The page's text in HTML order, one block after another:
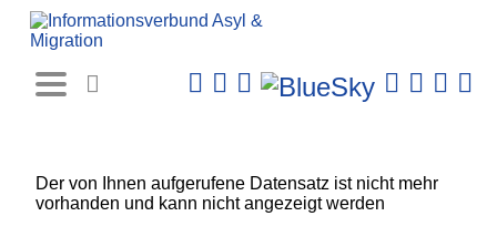
Der von Ihnen aufgerufene Datensatz ist nicht mehr
vorhanden und kann nicht angezeigt werden